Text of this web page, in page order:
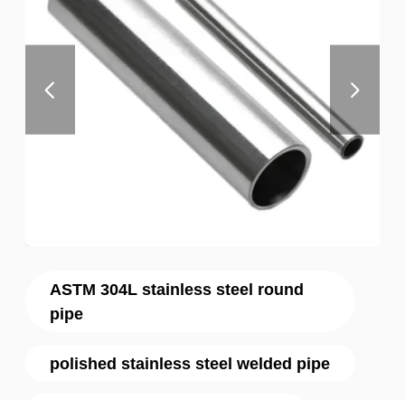
ASTM 304L stainless steel round
pipe
polished stainless steel welded pipe